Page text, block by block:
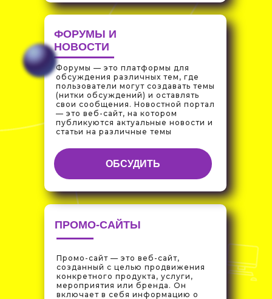
ПРОМО-САЙТЫ
Промо-сайт — это веб-сайт,
созданный с целью продвижения
конкретного продукта, услуги,
мероприятия или бренда. Он
включает в себя информацию о
ФОРУМЫ И
НОВОСТИ
ОБСУДИТЬ
Форумы — это платформы для
обсуждения различных тем, где
пользователи могут создавать темы
(нитки обсуждений) и оставлять
свои сообщения. Новостной портал
— это веб-сайт, на котором
публикуются актуальные новости и
статьи на различные темы